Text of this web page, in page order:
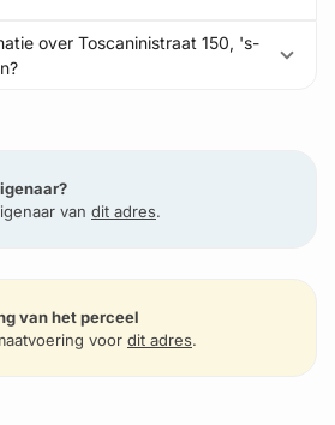
over Toscaninistraat 150, 's-
van dit adres.
van het perceel
voor dit adres.